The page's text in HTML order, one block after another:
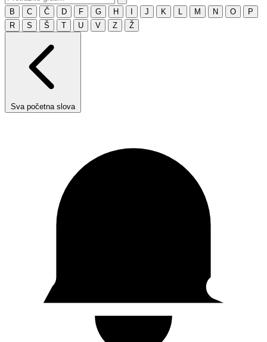
B C Č D F G H J K M N O
P
R
S Š T U V Z Ž
Sva početna slova